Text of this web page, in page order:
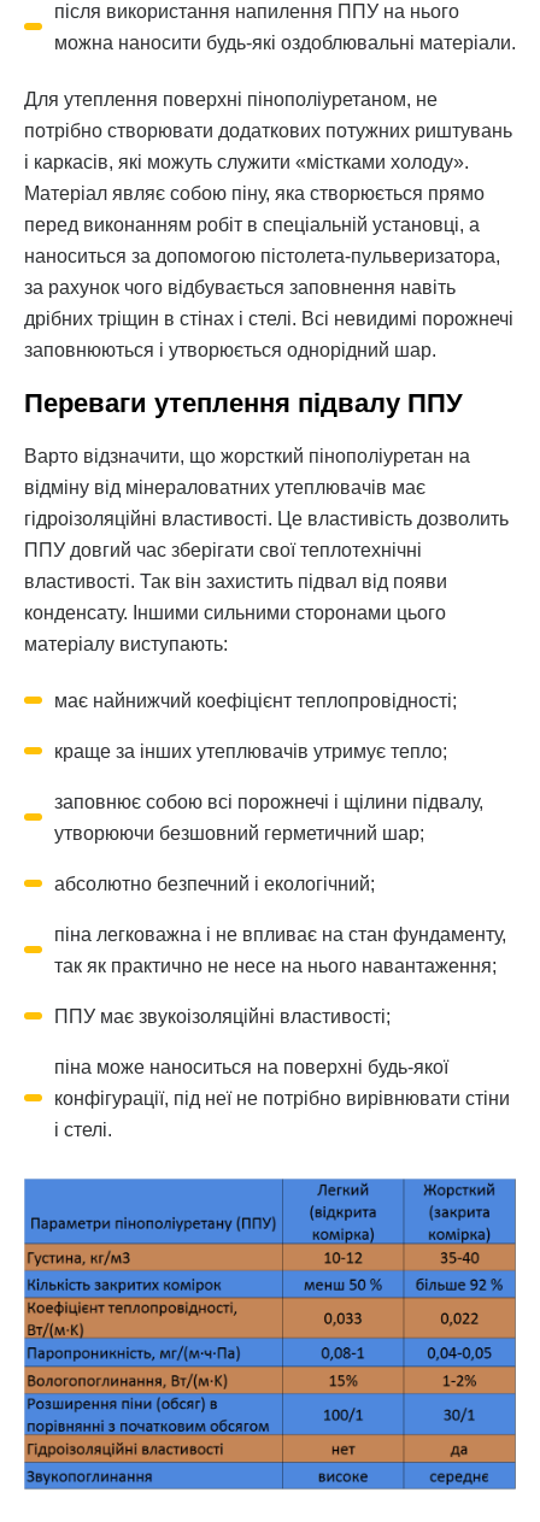
після використання напилення ППУ на нього
можна наносити будь-які оздоблювальні матеріали.
Для утеплення поверхні пінополіуретаном, не
потрібно створювати додаткових потужних риштувань
і каркасів, які можуть служити «містками холоду».
Матеріал являє собою піну, яка створюється прямо
перед виконанням робіт в спеціальній установці, а
наноситься за допомогою пістолета-пульверизатора,
за рахунок чого відбувається заповнення навіть
дрібних тріщин в стінах і стелі. Всі невидимі порожнечі
заповнюються і утворюється однорідний шар.
Переваги утеплення підвалу ППУ
Варто відзначити, що жорсткий пінополіуретан на
відміну від мінераловатних утеплювачів має
гідроізоляційні властивості. Це властивість дозволить
ППУ довгий час зберігати свої теплотехнічні
властивості. Так він захистить підвал від появи
конденсату. Іншими сильними сторонами цього
матеріалу виступають:
має найнижчий коефіцієнт теплопровідності;
краще за інших утеплювачів утримує тепло;
заповнює собою всі порожнечі і щілини підвалу,
утворюючи безшовний герметичний шар;
абсолютно безпечний і екологічний;
піна легковажна і не впливає на стан фундаменту,
так як практично не несе на нього навантаження;
ППУ має звукоізоляційні властивості;
піна може наноситься на поверхні будь-якої
конфігурації, під неї не потрібно вирівнювати стіни
і стелі.